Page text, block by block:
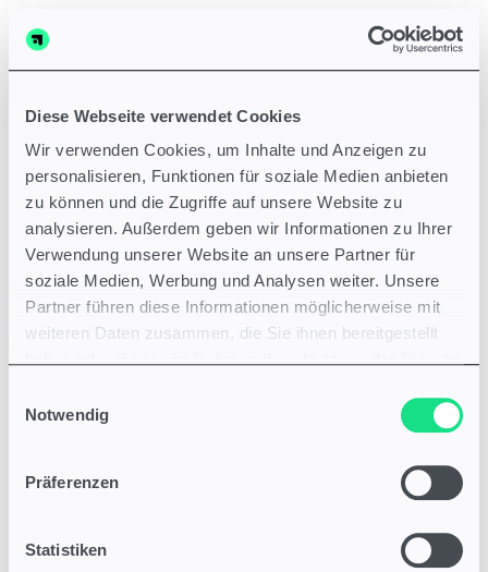
Diese Webseite verwendet Cookies
Wir verwenden Cookies, um Inhalte und Anzeigen zu
personalisieren, Funktionen für soziale Medien anbieten
zu können und die Zugriffe auf unsere Website zu
analysieren. Außerdem geben wir Informationen zu Ihrer
Verwendung unserer Website an unsere Partner für
soziale Medien, Werbung und Analysen weiter. Unsere
Partner führen diese Informationen möglicherweise mit
weiteren Daten zusammen, die Sie ihnen bereitgestellt
Notwendig
Präferenzen
Statistiken
ENDE